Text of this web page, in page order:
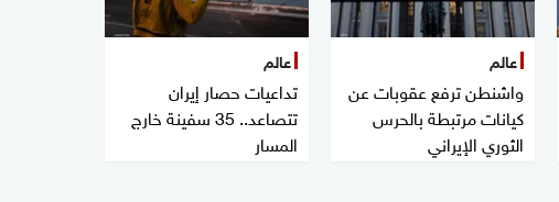
عالم
واشنطن ترفع عقوبات عن
كيانات مرتبطة بالحرس
الثوري الإيراني
عالم
تداعيات حصار إيران
تتصاعد.. 35 سفينة خارج
المسار